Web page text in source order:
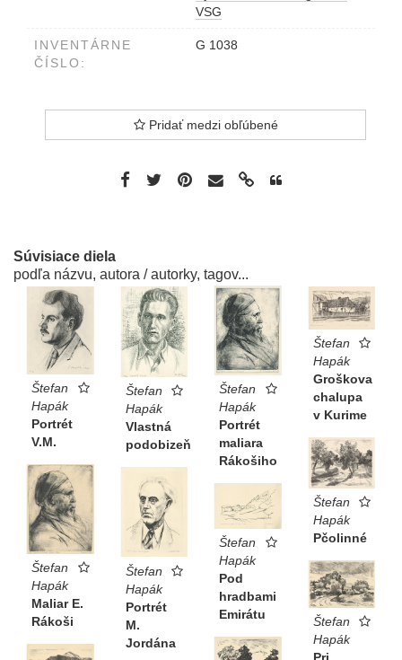
VSG
INVENTÁRNE
ČÍSLO:
G 1038
Pridať medzi obľúbené
Súvisiace diela
podľa názvu, autora / autorky, tagov...
Štefan
Hapák
Portrét
V.M.
Štefan
Hapák
Vlastná
podobizeň
Štefan
Hapák
Portrét
maliara
Rákošiho
Štefan
Hapák
Groškova
chalupa
v Kurime
Štefan
Hapák
Pčolinné
Štefan
Hapák
Maliar E.
Rákoši
Štefan
Hapák
Portrét
M.
Jordána
Štefan
Hapák
Pod
hradbami
Emirátu
Štefan
Hapák
Pri